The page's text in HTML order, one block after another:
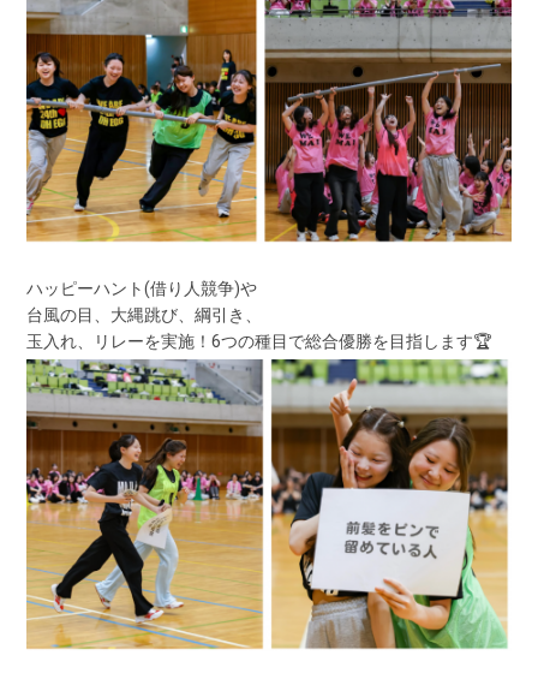
ハッピーハント(借り人競争)や
台風の目、大縄跳び、綱引き、
玉入れ、リレーを実施！6つの種目で総合優勝を目指します🏆